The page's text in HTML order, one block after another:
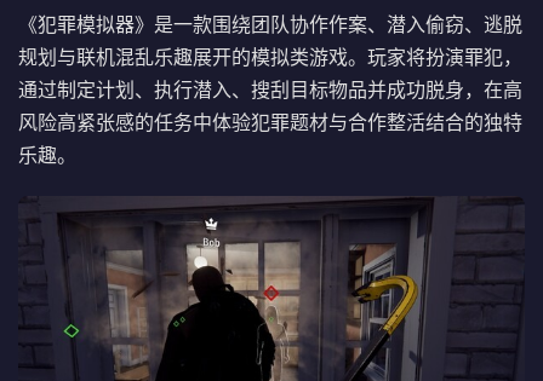
《犯罪模拟器》是一款围绕团队协作作案、潜入偷窃、逃脱
规划与联机混乱乐趣展开的模拟类游戏。玩家将扮演罪犯，
通过制定计划、执行潜入、搜刮目标物品并成功脱身，在高
风险高紧张感的任务中体验犯罪题材与合作整活结合的独特
乐趣。